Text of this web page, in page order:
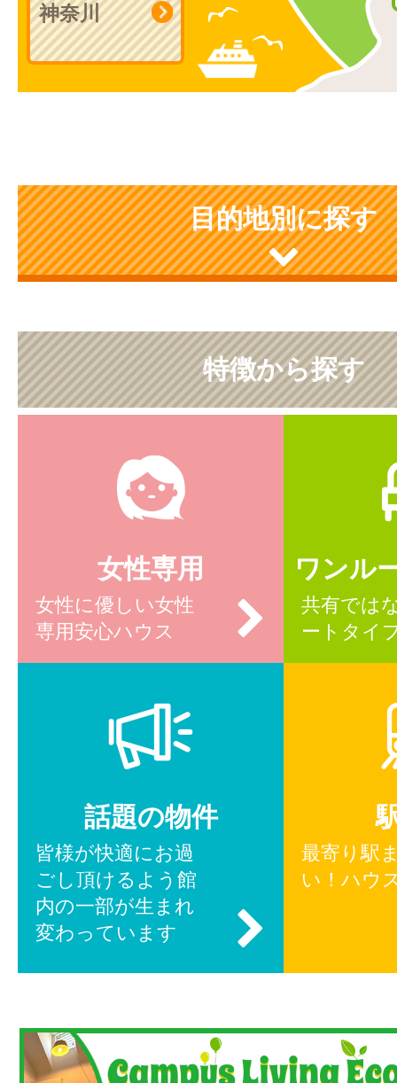
神奈川
目的地別に探す
特徴から探す
女性専用
女性に優しい女性
専用安心ハウス
ワンル
共有では
ートタイ
話題の物件
皆様が快適にお過
ごし頂けるよう館
内の一部が生まれ
変わっています
最寄り駅
い！ハウ